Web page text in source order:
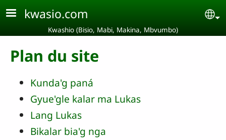
Aller au contenu principal
kwasio.com
Kwashio (Bisio, Mabi, Makina, Mbvumbo)
Plan du site
Kunda'g paná
Gyue'gle kalar ma Lukas
Lang Lukas
Bikalar bia'g nga